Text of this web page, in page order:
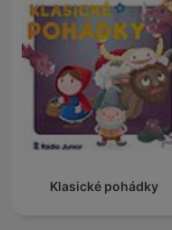
Klasické pohádky